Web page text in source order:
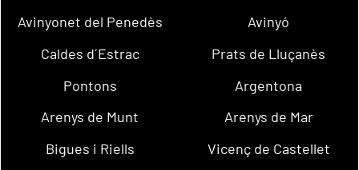
Avinyonet del Penedès
Avinyó
Caldes d´Estrac
Prats de Lluçanès
Pontons
Argentona
Arenys de Munt
Arenys de Mar
Bigues i Riells
Vicenç de Castellet